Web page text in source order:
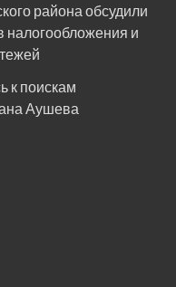
района обсудили
налогообложения и
к поискам
Аушева